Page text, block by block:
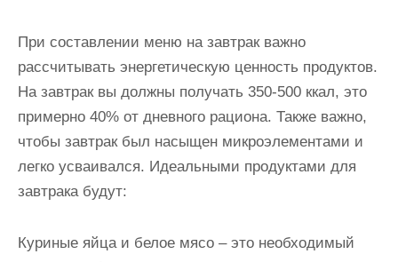
При составлении меню на завтрак важно
рассчитывать энергетическую ценность продуктов.
На завтрак вы должны получать 350-500 ккал, это
примерно 40% от дневного рациона. Также важно,
чтобы завтрак был насыщен микроэлементами и
легко усваивался. Идеальными продуктами для
завтрака будут:
Куриные яйца и белое мясо – это необходимый